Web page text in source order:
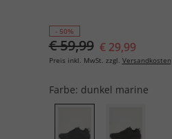
- 50%
€ 59,99 € 29,99
Preis inkl. MwSt. zzgl. Versandkosten
Farbe: dunkel marine